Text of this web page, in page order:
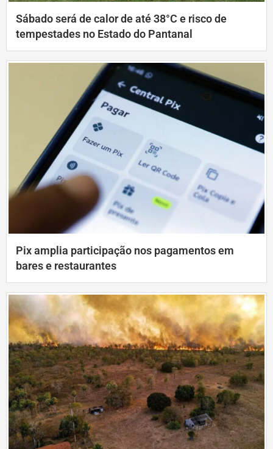
Sábado será de calor de até 38°C e risco de
tempestades no Estado do Pantanal
Pix amplia participação nos pagamentos em
bares e restaurantes